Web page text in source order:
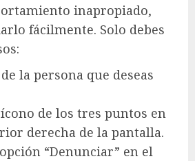
inapropiado,
fácilmente. Solo debes
la persona que deseas
de los tres puntos en
derecha de la pantalla.
“Denunciar” en el